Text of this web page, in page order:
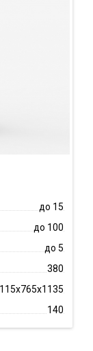
до 15
до 100
до 5
380
140